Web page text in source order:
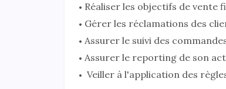
Réaliser les objectifs de vente
Gérer les réclamations des
Assurer le suivi des
Assurer le reporting de son
Veiller à l'application des